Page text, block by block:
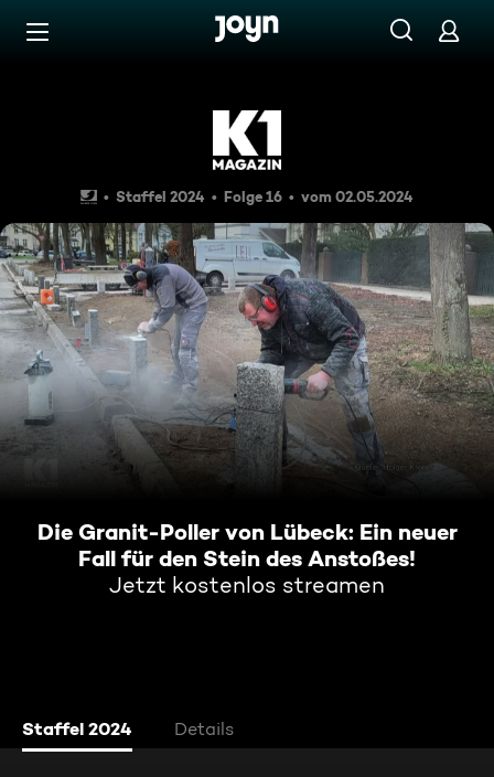
Zum Inhalt springen
Die Granit-Poller von
Staffel 2024 Folge 16 vom 02.05.2024
Die Granit-Poller von Lübeck: Ein neuer
Fall für den Stein des Anstoßes!
Jetzt kostenlos streamen
Staffel 2024 Details